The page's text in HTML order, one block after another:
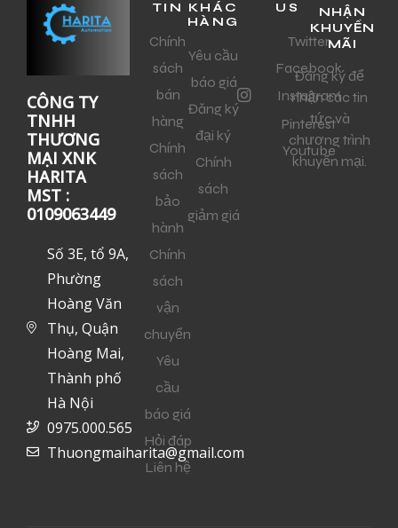
CÔNG TY
TNHH
THƯƠNG
MẠI XNK
HARITA
MST :
0109063449
Số 3E, tổ 9A,
Phường
Hoàng Văn
Thụ, Quận
Hoàng Mai,
Thành phố
Hà Nội
0975.000.565
Thuongmaiharita@gmail.com
TIN
Chính
sách
bán
hàng
Chính
sách
bảo
hành
Chính
sách
vận
chuyển
Yêu
cầu
báo giá
Hỏi đáp
Liên hệ
KHÁC
HÀNG
Yêu cầu
báo giá
Đăng ký
đại ký
Chính
sách
giảm giá
US
Twitter
Facebook
Instagram
Pinterest
Youtube
NHẬN
KHUYẾN
MÃI
Đăng ký để
nhận các tin
tức và
chương trình
khuyến mại.